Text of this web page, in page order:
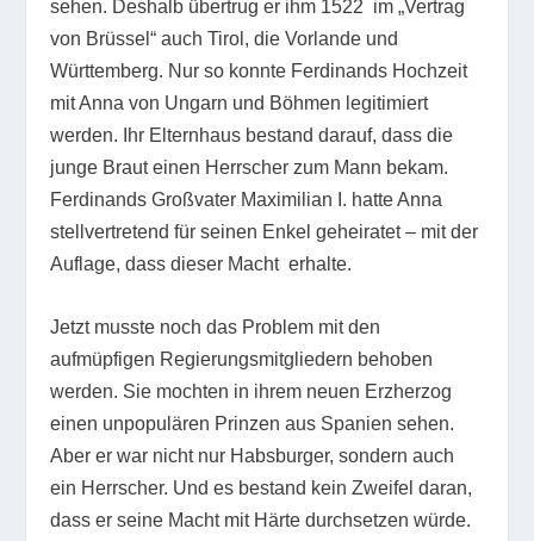
sehen. Deshalb übertrug er ihm 1522 im „Vertrag
von Brüssel“ auch Tirol, die Vorlande und
Württemberg. Nur so konnte Ferdinands Hochzeit
mit Anna von Ungarn und Böhmen legitimiert
werden. Ihr Elternhaus bestand darauf, dass die
junge Braut einen Herrscher zum Mann bekam.
Ferdinands Großvater Maximilian I. hatte Anna
stellvertretend für seinen Enkel geheiratet – mit der
Auflage, dass dieser Macht erhalte.
Jetzt musste noch das Problem mit den
aufmüpfigen Regierungsmitgliedern behoben
werden. Sie mochten in ihrem neuen Erzherzog
einen unpopulären Prinzen aus Spanien sehen.
Aber er war nicht nur Habsburger, sondern auch
ein Herrscher. Und es bestand kein Zweifel daran,
dass er seine Macht mit Härte durchsetzen würde.